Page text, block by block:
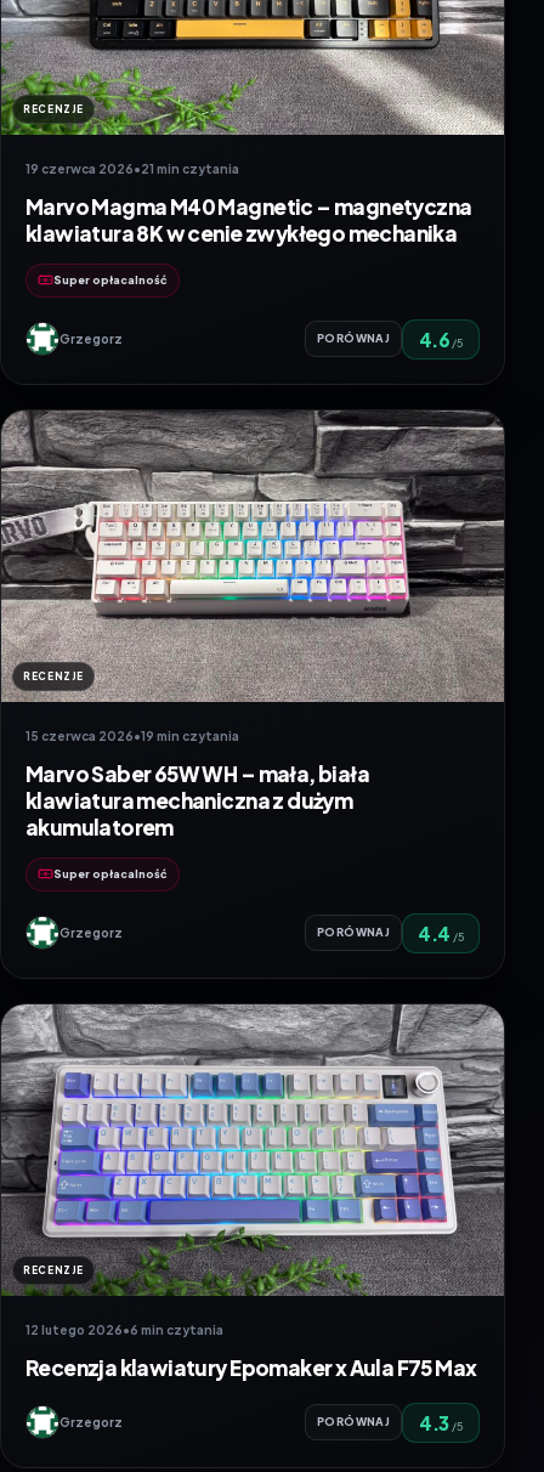
RECENZJE
19 czerwca 2026•21 min czytania
Marvo Magma M40 Magnetic – magnetyczna
klawiatura 8K w cenie zwykłego mechanika
Super opłacalność
Grzegorz PORÓWNAJ 4.6 /5
RECENZJE
15 czerwca 2026•19 min czytania
Marvo Saber 65W WH – mała, biała
klawiatura mechaniczna z dużym
akumulatorem
Super opłacalność
Grzegorz PORÓWNAJ 4.4 /5
RECENZJE
12 lutego 2026•6 min czytania
Recenzja klawiatury Epomaker x Aula F75 Max
Grzegorz PORÓWNAJ 4.3 /5